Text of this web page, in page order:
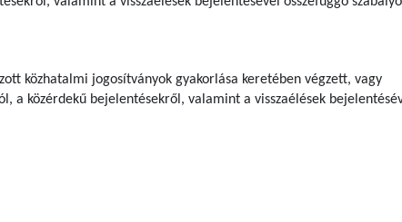
közhatalmi jogosítványok gyakorlása keretében végzett, vagy
a közérdekű bejelentésekről, valamint a visszaélések